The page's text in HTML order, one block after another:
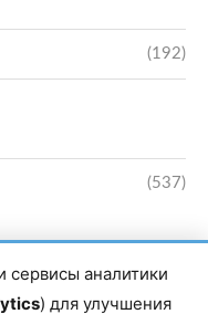
(192)
(537)
аналитики
) для улучшения